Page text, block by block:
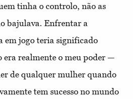
tinha o controlo, não as
bajulava. Enfrentar a
em jogo teria significado
realmente o meu poder —
de qualquer mulher quando
tem sucesso no mundo